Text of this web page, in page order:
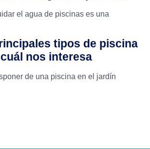
el agua de piscinas es una
tipos de piscina
nos interesa
de una piscina en el jardín